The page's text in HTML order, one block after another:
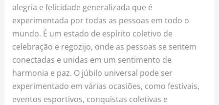
alegria e felicidade generalizada que é
experimentada por todas as pessoas em todo o
mundo. É um estado de espírito coletivo de
celebração e regozijo, onde as pessoas se sentem
conectadas e unidas em um sentimento de
harmonia e paz. O júbilo universal pode ser
experimentado em várias ocasiões, como festivais,
eventos esportivos, conquistas coletivas e